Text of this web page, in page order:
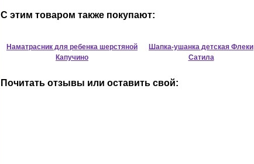
С этим товаром также покупают:
Наматрасник для ребенка шерстяной
Капучино
Шапка-ушанка детская Флеки
Сатила
Почитать отзывы или оставить свой: